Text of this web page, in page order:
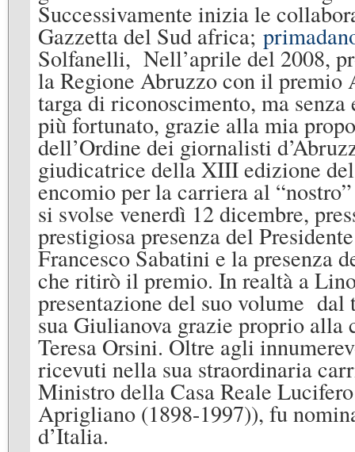
Successivamente inizia le
Gazzetta del Sud africa;
Solfanelli, Nell’aprile del 2008,
la Regione Abruzzo con il premio
targa di riconoscimento, ma
più fortunato, grazie alla mia
dell’Ordine dei giornalisti
giudicatrice della XIII edizione
encomio per la carriera al
si svolse venerdì 12 dicembre,
prestigiosa presenza del
Francesco Sabatini e la presenza
che ritirò il premio. In realtà a
presentazione del suo volume
sua Giulianova grazie proprio
Teresa Orsini. Oltre agli
ricevuti nella sua straordinaria
Ministro della Casa Reale
Aprigliano (1898-1997)), fu
d’Italia.